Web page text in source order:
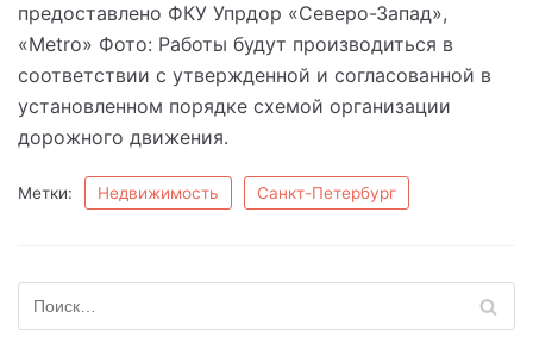
предоставлено ФКУ Упрдор «Северо-Запад»,
«Metro» Фото: Работы будут производиться в
соответствии с утвержденной и согласованной в
установленном порядке схемой организации
дорожного движения.
Метки: Недвижимость Санкт-Петербург